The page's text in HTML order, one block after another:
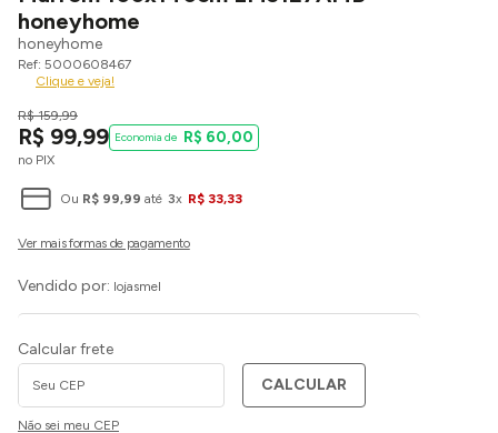
honeyhome
honeyhome
5000608467
Clique e veja!
R$ 159,99
R$ 99,99
no PIX
R$ 60,00
Ou R$ 99,99 até 3x R$ 33,33
Vendido por: lojasmel
Calcular frete
CALCULAR
Não sei meu CEP